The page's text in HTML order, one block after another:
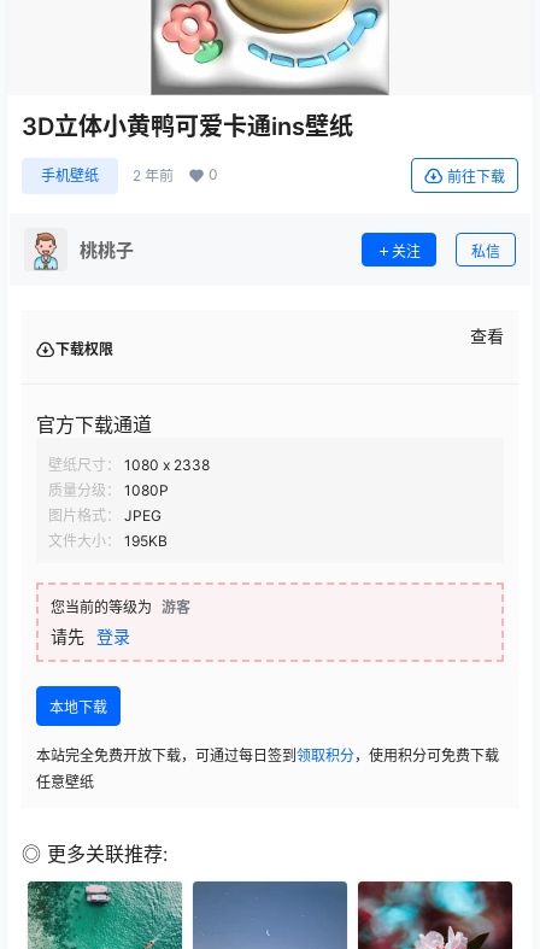
3D立体小黄鸭可爱卡通ins壁纸
手机壁纸 2 年前 0 前往下载
桃桃子 关注 私信
下载权限
查看
官方下载通道
壁纸尺寸：
1080 x 2338
质量分级：
1080P
图片格式：
JPEG
文件大小：
195KB
您当前的等级为 游客
请先 登录
本地下载
本站完全免费开放下载，可通过每日签到 领取积分，使用积分可免费下载
任意壁纸
◎ 更多关联推荐: